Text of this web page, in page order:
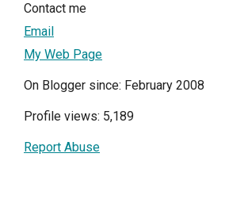
Contact me
Email
My Web Page
On Blogger since: February 2008
Profile views: 5,189
Report Abuse